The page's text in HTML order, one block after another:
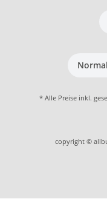
* Alle Preise inkl.
copyright ©